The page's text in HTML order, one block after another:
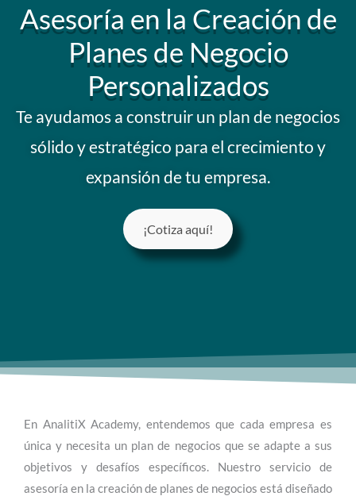
Asesoría en la Creación de
Planes de Negocio
Personalizados
Te ayudamos a construir un plan de negocios
sólido y estratégico para el crecimiento y
expansión de tu empresa.
¡Cotiza aquí!
En AnalitiX Academy, entendemos que cada empresa es
única y necesita un plan de negocios que se adapte a sus
objetivos y desafíos específicos. Nuestro servicio de
asesoría en la creación de planes de negocios está diseñado